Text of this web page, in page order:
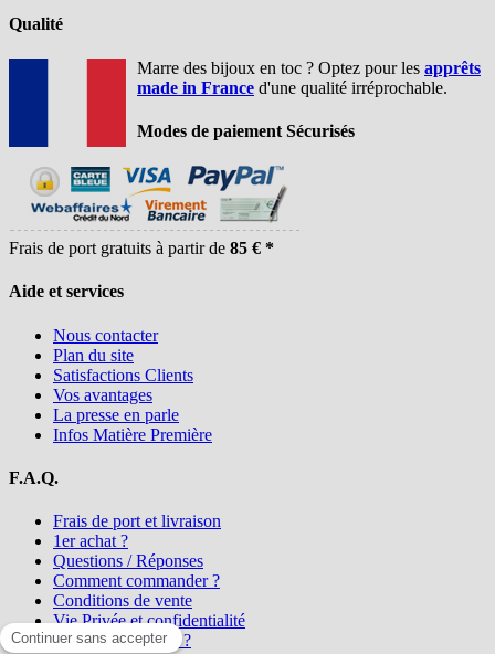
Qualité
Marre des bijoux en toc ? Optez pour les apprêts
made in France d'une qualité irréprochable.
Modes de paiement Sécurisés
Frais de port gratuits à partir de 85 € *
Aide et services
Nous contacter
Plan du site
Satisfactions Clients
Vos avantages
La presse en parle
Infos Matière Première
F.A.Q.
Frais de port et livraison
1er achat ?
Questions / Réponses
Comment commander ?
Conditions de vente
Vie Privée et confidentialité
Qui sommes-nous ?